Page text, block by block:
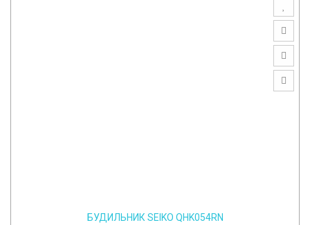
БУДИЛЬНИК SEIKO QHK054RN